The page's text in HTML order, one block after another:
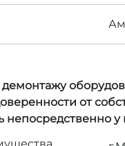
от
непосредственно